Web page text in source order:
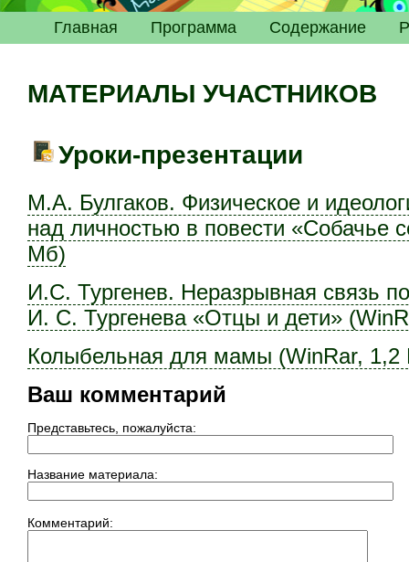
Главная Программа Содержание
МАТЕРИАЛЫ УЧАСТНИКОВ
Уроки-презентации
М.А. Булгаков. Физическое и
над личностью в повести «Собачье
Мб)
И.С. Тургенев. Неразрывная связь
И. С. Тургенева «Отцы и дети»
Колыбельная для мамы (WinRar,
Ваш комментарий
Представьтесь, пожалуйста:
Название материала:
Комментарий: